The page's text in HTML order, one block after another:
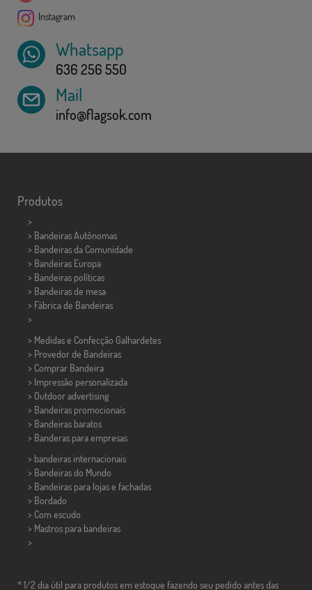
Instagram
Whatsapp
636 256 550
Mail
info@flagsok.com
Produtos
>
> Bandeiras Autônomas
> Bandeiras da Comunidade
> Bandeiras Europa
> Bandeiras políticas
> Bandeiras de mesa
> Fábrica de Bandeiras
>
> Medidas e Confecção Galhardetes
> Provedor de Bandeiras
> Comprar Bandeira
> Impressão personalizada
> Outdoor advertising
> Bandeiras promocionais
> Bandeiras baratos
> Banderas para empresas
> bandeiras internacionais
> Bandeiras do Mundo
> Bandeiras para lojas e fachadas
> Bordado
> Com escudo
> Mastros para bandeiras
>
* 1/2 dia útil para produtos em estoque fazendo seu pedido antes das